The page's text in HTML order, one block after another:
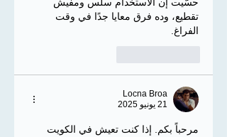
تقطيع، وده فرق معايا جدًا في وقت
الفراغ.
Locna Broa
21 يونيو 2025
مرحباً بكم. إذا كنت تعيش في الكويت